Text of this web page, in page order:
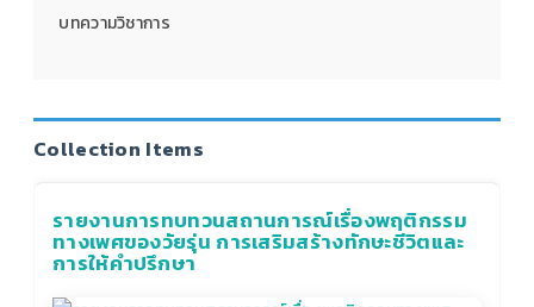
บทความวิชาการ
Collection Items
รายงานการทบทวนสถานการณ์เรื่องพฤติกรรม
ทางเพศของวัยรุ่น การเสริมสร้างทักษะชีวิตและ
การให้คำปรึกษา